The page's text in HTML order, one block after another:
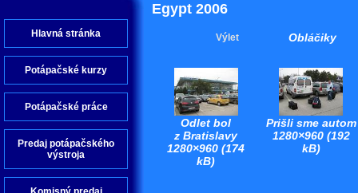
Hlavná stránka
Potápačské kurzy
Potápačské práce
Predaj potápačského
výstroja
Egypt 2006
Výlet Obláčiky
Odlet bol
z Bratislavy
1280×960 (174
kB)
Prišli sme autom
1280×960 (192
kB)